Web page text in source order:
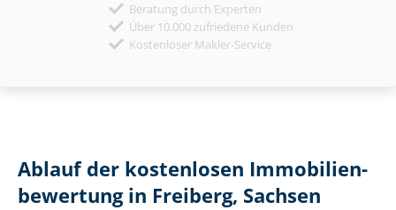
Beratung durch Experten
Über 10.000 zufriedene Kunden
Kostenloser Makler-Service
Ablauf der kostenlosen Im­mo­bi­li­en­
be­wer­tung in Freiberg, Sachsen